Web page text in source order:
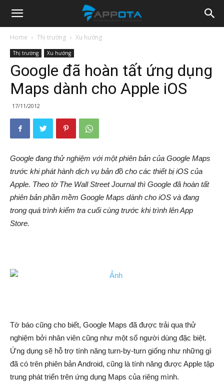
Appota
News
Home Thị trường Xu hướng
Thị trường Xu hướng
Google đã hoàn tất ứng dụng
Maps dành cho Apple iOS
17/11/2012
Google đang thử nghiệm với một phiên bản của Google Maps
trước khi phát hành dịch vụ bản đồ cho các thiết bị iOS của
Apple. Theo tờ The Wall Street Journal thì Google đã hoàn tất
phiên bản phần mềm Google Maps dành cho iOS và đang
trong quá trình kiểm tra cuối cùng trước khi trình lên App
Store.
Tờ báo cũng cho biết, Google Maps đã được trải qua thử
nghiệm bởi nhân viên cũng như một số người dùng đặc biệt.
Ứng dụng sẽ hỗ trợ tính năng turn-by-turn giống như những gì
đã có trên phiên bản Android, cũng là tính năng được Apple tập
trung phát triển trên ứng dụng Maps của riêng mình.